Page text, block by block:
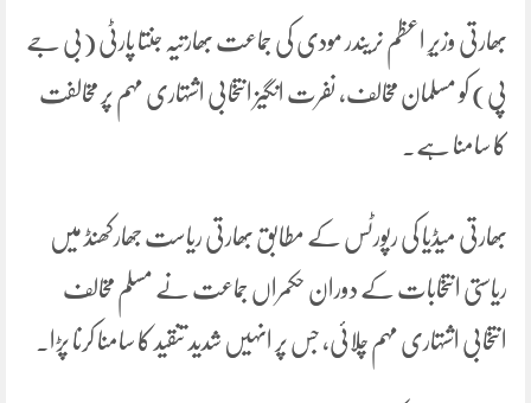
بھارتی وزیرِ اعظم نریندر مودی کی جماعت بھارتیہ جنتا پارٹی (بی جے
پی) کو مسلمان مخالف، نفرت انگیز انتخابی اشتہاری مہم پر مخالفت
کا سامنا ہے۔
بھارتی میڈیا کی رپورٹس کے مطابق بھارتی ریاست جھارکھنڈ میں
ریاستی انتخابات کے دوران حکمراں جماعت نے مسلم مخالف
انتخابی اشتہاری مہم چلائی، جس پر انہیں شدید تنقید کا سامنا کرنا پڑا۔